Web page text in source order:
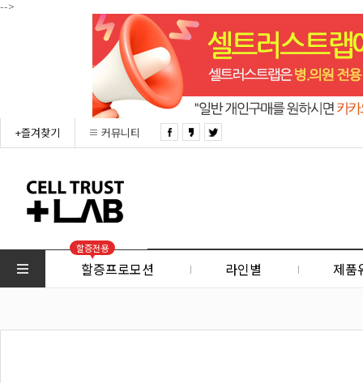
-->
+즐겨찾기 커뮤니티
할증전용
할증프로모션 라인별 제품